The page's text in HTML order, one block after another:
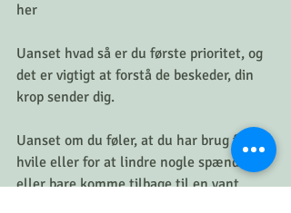
her
Uanset hvad så er du første prioritet, og
det er vigtigt at forstå de beskeder, din
krop sender dig.
Uanset om du føler, at du har brug for at
hvile eller for at lindre nogle spændinger
eller bare komme tilbage til en vant